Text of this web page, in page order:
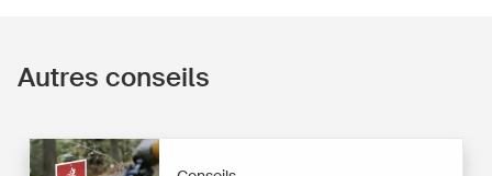
Autres conseils